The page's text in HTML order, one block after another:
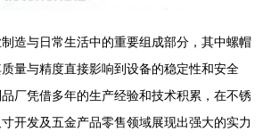
造与日常生活中的重要组成部分，其中螺帽
量与精度直接影响到设备的稳定性和安全
厂凭借多年的生产经验和技术积累，在不锈
开发及五金产品零售领域展现出强大的实力